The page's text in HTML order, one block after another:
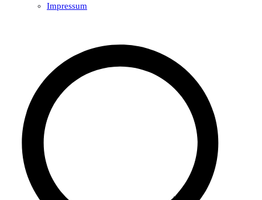
Impressum